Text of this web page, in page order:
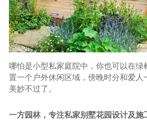
哪怕是小型私家庭院中，你也可以在绿
置一个户外休闲区域，傍晚时分和爱人
美妙不过了。
一方园林，专注私家别墅花园设计及施